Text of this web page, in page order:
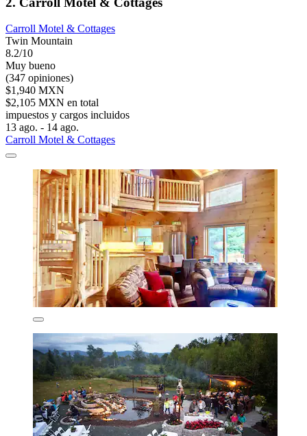
Carroll Motel & Cottages
Twin Mountain
8.2/10
Muy bueno
(347 opiniones)
$1,940 MXN
$2,105 MXN en total
impuestos y cargos incluidos
13 ago. - 14 ago.
Carroll Motel & Cottages